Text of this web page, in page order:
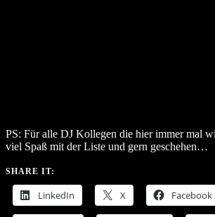
PS: Für alle DJ Kollegen die hier immer mal
viel Spaß mit der Liste und gern geschehen…
SHARE IT:
LinkedIn X Facebook